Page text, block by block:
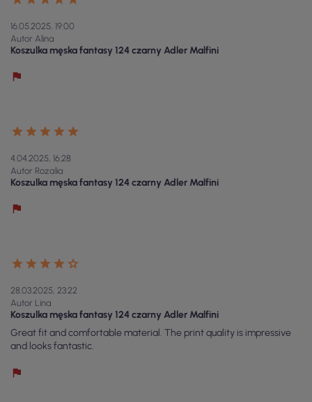
16.05.2025, 19:00
Autor Alina
Koszulka męska fantasy 124 czarny Adler Malfini
4.04.2025, 16:28
Autor Rozalia
Koszulka męska fantasy 124 czarny Adler Malfini
28.03.2025, 23:22
Autor Lina
Koszulka męska fantasy 124 czarny Adler Malfini
Great fit and comfortable material. The print quality is impressive
and looks fantastic.